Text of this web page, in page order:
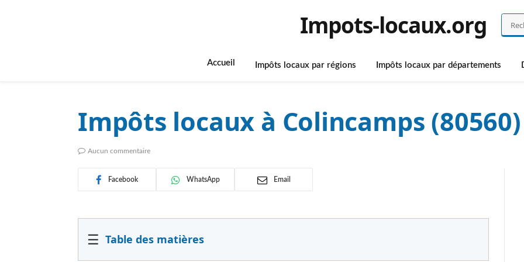
Impots-locaux.org
Accueil Impôts locaux par régions Impôts locaux par départements
Impôts locaux à Colincamps (80560)
Aucun commentaire
Facebook WhatsApp Email
☰ Table des matières